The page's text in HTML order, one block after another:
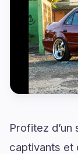
Profitez
captivants et